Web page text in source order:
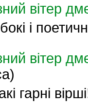
вітер
і
вітер
гарні